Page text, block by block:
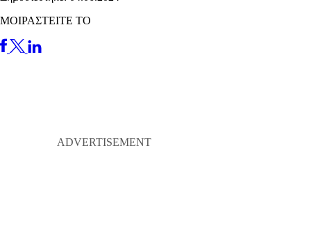
ΜΟΙΡΑΣΤΕΙΤΕ ΤΟ